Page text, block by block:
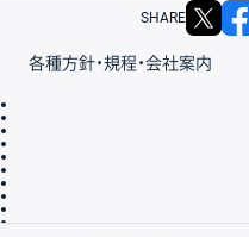
SHARE
各種方針・規程・会社案内
会社案内